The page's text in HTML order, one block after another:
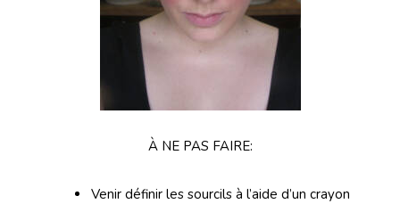
À NE PAS FAIRE:
Venir définir les sourcils à l’aide d’un crayon